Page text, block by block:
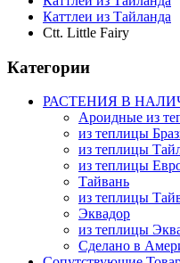
Каттлеи из Тайланда
Ctt. Little Fairy
Категории
РАСТЕНИЯ В
Ароидные из
из теплицы
из теплицы
из теплицы
Тайвань
из теплицы
Эквадор
из теплицы
Сделано в